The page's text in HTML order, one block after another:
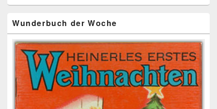
Wunderbuch der Woche